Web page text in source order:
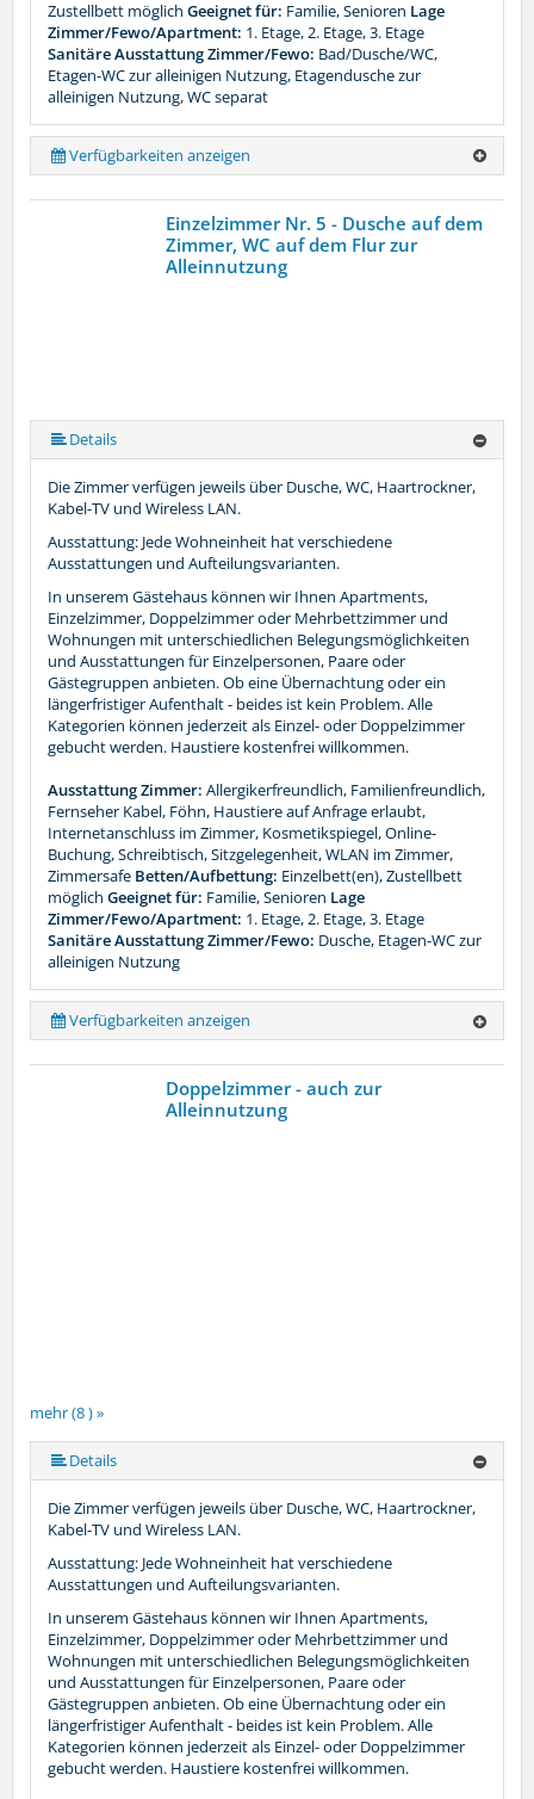
Zustellbett möglich Geeignet für: Familie, Senioren Lage
Zimmer/Fewo/Apartment: 1. Etage, 2. Etage, 3. Etage
Sanitäre Ausstattung Zimmer/Fewo: Bad/Dusche/WC,
Etagen-WC zur alleinigen Nutzung, Etagendusche zur
alleinigen Nutzung, WC separat
Verfügbarkeiten anzeigen
Einzelzimmer Nr. 5 - Dusche auf dem
Zimmer, WC auf dem Flur zur
Alleinnutzung
Details
Die Zimmer verfügen jeweils über Dusche, WC, Haartrockner,
Kabel-TV und Wireless LAN.
Ausstattung: Jede Wohneinheit hat verschiedene
Ausstattungen und Aufteilungsvarianten.
In unserem Gästehaus können wir Ihnen Apartments,
Einzelzimmer, Doppelzimmer oder Mehrbettzimmer und
Wohnungen mit unterschiedlichen Belegungsmöglichkeiten
und Ausstattungen für Einzelpersonen, Paare oder
Gästegruppen anbieten. Ob eine Übernachtung oder ein
längerfristiger Aufenthalt - beides ist kein Problem. Alle
Kategorien können jederzeit als Einzel- oder Doppelzimmer
gebucht werden. Haustiere kostenfrei willkommen.
Ausstattung Zimmer: Allergikerfreundlich, Familienfreundlich,
Fernseher Kabel, Föhn, Haustiere auf Anfrage erlaubt,
Internetanschluss im Zimmer, Kosmetikspiegel, Online-
Buchung, Schreibtisch, Sitzgelegenheit, WLAN im Zimmer,
Zimmersafe Betten/Aufbettung: Einzelbett(en), Zustellbett
möglich Geeignet für: Familie, Senioren Lage
Zimmer/Fewo/Apartment: 1. Etage, 2. Etage, 3. Etage
Sanitäre Ausstattung Zimmer/Fewo: Dusche, Etagen-WC zur
alleinigen Nutzung
Verfügbarkeiten anzeigen
mehr (8 ) »
mehr (8 ) »
mehr (8 ) »
mehr (8 ) »
mehr (8 ) »
Doppelzimmer - auch zur
Alleinnutzung
Details
Die Zimmer verfügen jeweils über Dusche, WC, Haartrockner,
Kabel-TV und Wireless LAN.
Ausstattung: Jede Wohneinheit hat verschiedene
Ausstattungen und Aufteilungsvarianten.
In unserem Gästehaus können wir Ihnen Apartments,
Einzelzimmer, Doppelzimmer oder Mehrbettzimmer und
Wohnungen mit unterschiedlichen Belegungsmöglichkeiten
und Ausstattungen für Einzelpersonen, Paare oder
Gästegruppen anbieten. Ob eine Übernachtung oder ein
längerfristiger Aufenthalt - beides ist kein Problem. Alle
Kategorien können jederzeit als Einzel- oder Doppelzimmer
gebucht werden. Haustiere kostenfrei willkommen.